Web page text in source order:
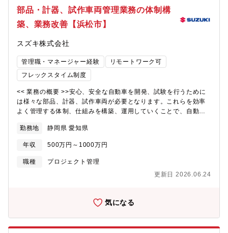
省長崎造船局を借り受け、長崎造船所と命名して造船事業を開始
したことを契機に1884年に創業した同社は発電プラントなどの社
会インフラ、船舶、航空機などの輸送機器、大型ロケット等の宇
リーダーとして社会を牽引しております。・2025年3月期決算で
いずれも過去最高であり、日本を代表する企業でありながら、さ
らなる成長を続けております。・在宅勤務、時間単位年休、フレ
ックスタイム制度導入、「えるぼし」「くるみん」の各認定等ワ
ークライフバランスを整えた働き方が可能です。・パソナから入
社実績が多数あり、選考フローを熟知しておりますので、内定ま
で丁寧にフォロー致します。
最大限活用し、品質・納期・コストのバランスを最適化すること
で、競争力のある製品開発を支える。≪配属部署≫・配属される
部門名称：技術戦略本部 技術基盤戦略部・配属拠点：本社・フ
22:00（標準労働時間 8時間）・在宅勤務利用状況：業務によって
調整可≪入社後の教育体制/フォロー体制≫OJTで業務の立ち上が
りをサポートします。各自のご経験や状況に応じて、社内外の研
修に受講いただくことも可能です。社内には以下のような研修・
教育があります。・全社教育：役職者研修、部門別研修 等・自
己研鑽プログラム：英会話やプログラミング、その他業務で必要
な知識、ビジネススキルなど受講できるものなど多数あります。
≪キャリアプラン≫【役職】係長、将来的に管理職へとキャリア
して以下のスキルや経験を積む事が出来ます。 ・工数予測プロ
セスの理解と計画立案能力 ・工数実績データの分析スキルと経
案技術【環境】 基本は本社勤務ですが、希望により、海外駐在に
もチャレンジすることができます。部内駐在実績拠点：インド、
部長役員までの隔たりがなく、何でも相談できる。グローバルな
業務に従事できる。特にインド市場で強みを持っている。
部品・計器、試作車両管理業務の体制構
築、業務改善【浜松市】
スズキ株式会社
管理職・マネージャー経験
リモートワーク可
フレックスタイム制度
<< 業務の概要 >>安心、安全な自動車を開発、試験を行うために
は様々な部品、計器、試作車両が必要となります。これらを効率
よく管理する体制、仕組みを構築、運用していくことで、自動車
当初は以下のいずれかの業務から始め、将来的には全ての業務を
お願いしたい。基本的には総務部門が行うような業務内容が多く
あります。・部品・計器管理の管理体制の構築、システム化・部
品・計器の在庫管理（適正品目・数量の設定、棚卸）・入出庫ル
ケジュール管理・試作車両の部品変更履歴、使用状況の管理体制
自動車業界を取り巻く環境変化や技術革新が加速する中、今まで
以上に多種多様なテストを行う必要があり、開発・テストに必要
な部品、計器、試作車両も多種多様となり、その管理には多大な
工数が必要となっています。これら管理業務を効率的に行うため
勤務地 静岡県 愛知県
年収 500万円～1000万円
職種
プロジェクト管理
更新日 2026.06.24
気になる